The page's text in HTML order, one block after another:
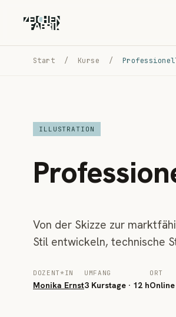
Start / Kurse /
ILLUSTRATION
Von der Skizze zur
Stil entwickeln, technische
DOZENT*IN
Monika Ernst
UMFANG
3 Kurstage · 12 h
ORT
Online